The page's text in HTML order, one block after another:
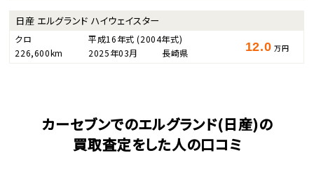
日産 エルグランド ハイウェイスター
クロ 平成16年式(2004年式)
226,600km
2025年03月 長崎県 12.0 万円
カーセブンでのエルグランド(日産)の
買取査定をした人の口コミ